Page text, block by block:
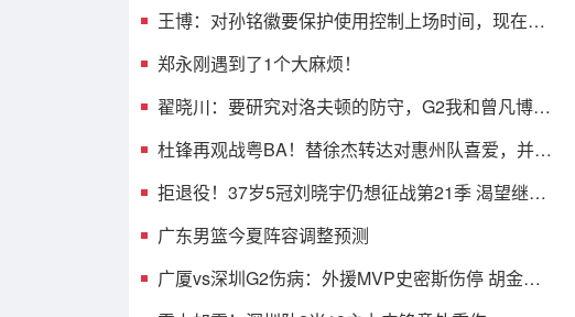
王博：对孙铭徽要保护使用控制上场时间，现在不
郑永刚遇到了1个大麻烦！
翟晓川：要研究对洛夫顿的防守，G2我和曾凡博的
杜锋再观战粤BA！替徐杰转达对惠州队喜爱，并与
拒退役！37岁5冠刘晓宇仍想征战第21季 渴望继续
广东男篮今夏阵容调整预测
广厦vs深圳G2伤病：外援MVP史密斯伤停 胡金秋